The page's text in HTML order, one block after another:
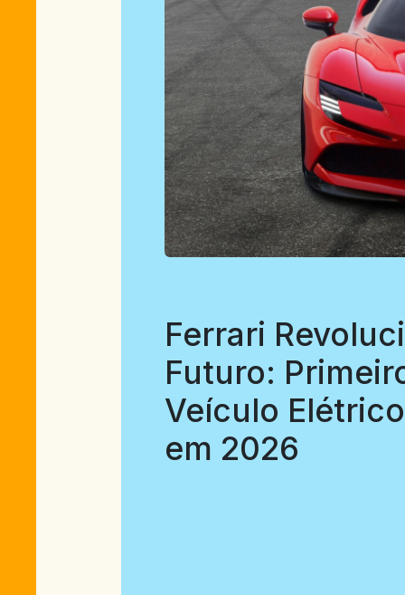
Ferrari
Futuro:
Veículo
em 2026